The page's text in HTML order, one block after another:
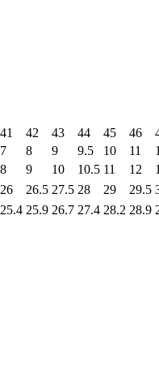
41 42 43 44 45 46
7 8 9 9.5 10 11
8 9 10 10.5 11 12
26 26.5 27.5 28 29 29.5
25.4 25.9 26.7 27.4 28.2 28.9